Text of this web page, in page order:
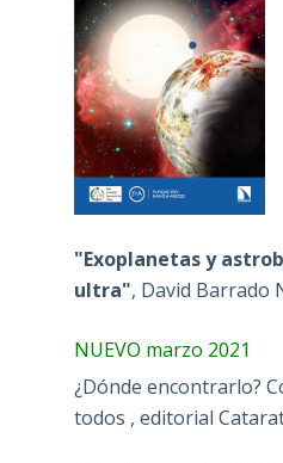
"Exoplanetas y
ultra", David Barrado
NUEVO marzo 2021
¿Dónde encontrarlo?
todos , editorial